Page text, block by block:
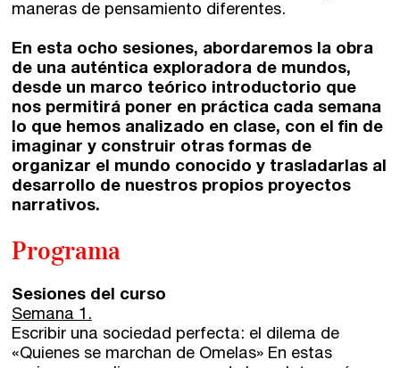
Catálogo
Ebooks
Recursos
Asesoría y Corrección
Tutorías
Escríbenos
Guía Rápida
maneras de pensamiento diferentes.
En esta ocho sesiones, abordaremos la obra
de una auténtica exploradora de mundos,
desde un marco teórico introductorio que
nos permitirá poner en práctica cada semana
lo que hemos analizado en clase, con el fin de
imaginar y construir otras formas de
organizar el mundo conocido y trasladarlas al
desarrollo de nuestros propios proyectos
narrativos.
Programa
Sesiones del curso
Semana 1.
Escribir una sociedad perfecta: el dilema de
«Quienes se marchan de Omelas» En estas